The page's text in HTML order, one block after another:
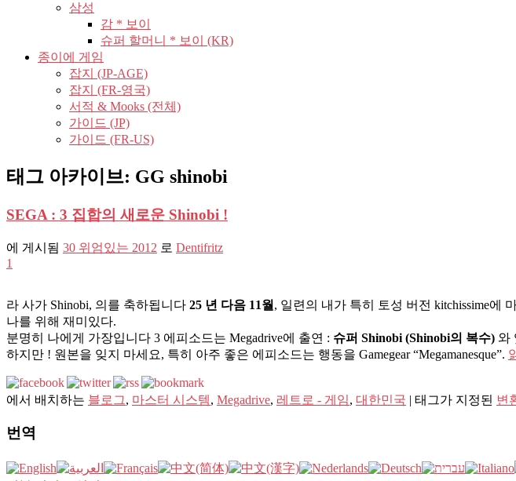
삼성
감 * 보이
슈퍼 할머니 * 보이 (KR)
종이에 게임
잡지 (JP-AGE)
잡지 (FR-영국)
서적 & Mooks (전체)
가이드 (JP)
가이드 (FR-US)
태그 아카이브: GG shinobi
SEGA : 3 집합의 새로운 Shinobi !
에 게시됨 30 위엄있는 2012 로 Dentifritz
1
라 사가 Shinobi, 의를 축하됩니다 25 년 다음 11월 , 일련의 내가 특히 토성 버전 kitchissime에
나를 위해 재미있다.
분명히 나에게 가장입니다 3 에피소드는 Megadrive에 출연 : 슈퍼 Shinobi (Shinobi의 복수) 와
하지만 ! 원본을 잊지 마세요, 특히 아주 좋은 에피소드는 행동을 Gamegear “Megamanesque”.
에서 배치하는 블로그, 마스터 시스템, Megadrive, 레트로 - 게임, 대한민국 | 태그가 지정된 변
번역